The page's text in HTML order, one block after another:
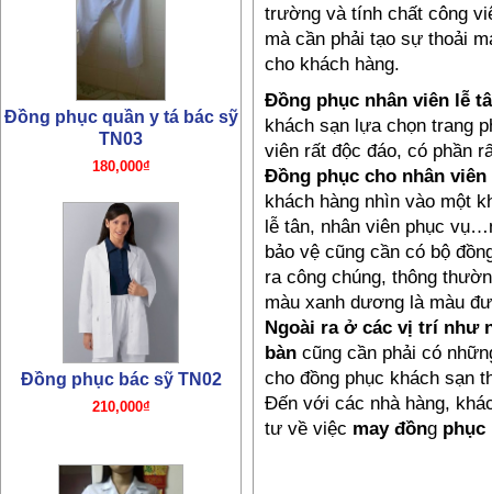
trường và tính chất công
mà cần phải tạo sự thoải
cho khách hàng.
Đồng phục nhân viên lễ
khách sạn lựa chọn trang
viên rất độc đáo, có phần
Đồng phục cho nhân viên
khách hàng nhìn vào một
lễ tân, nhân viên phục
bảo vệ cũng cần có bộ
ra công chúng, thông
màu xanh dương là màu
Ngoài ra ở các vị trí như
bàn cũng cần phải có
cho đồng phục khách sạn
Đến với các nhà hàng,
tư về việc may đồng phục
Đồng phục bác sỹ TN02
210,000₫
Đồng phục y tá TN01
180,000₫